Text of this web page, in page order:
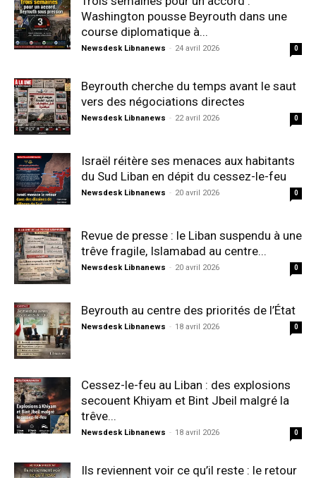
Washington pousse Beyrouth dans une
course diplomatique à...
Newsdesk Libnanews - 24 avril 2026 0
Beyrouth cherche du temps avant le saut
vers des négociations directes
Newsdesk Libnanews - 22 avril 2026 0
Israël réitère ses menaces aux habitants
du Sud Liban en dépit du cessez-le-feu
Newsdesk Libnanews - 20 avril 2026 0
Revue de presse : le Liban suspendu à une
trêve fragile, Islamabad au centre...
Newsdesk Libnanews - 20 avril 2026 0
Beyrouth au centre des priorités de l’État
Newsdesk Libnanews - 18 avril 2026 0
Cessez-le-feu au Liban : des explosions
secouent Khiyam et Bint Jbeil malgré la
trêve...
Newsdesk Libnanews - 18 avril 2026 0
Ils reviennent voir ce qu’il reste : le retour